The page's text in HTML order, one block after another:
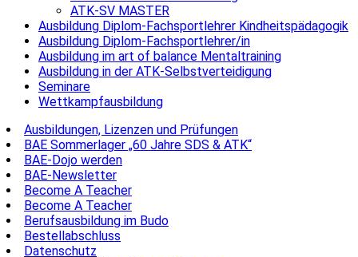
ATK-SV MASTER
Ausbildung Diplom-Fachsportlehrer Kindheitspädagogik
Ausbildung Diplom-Fachsportlehrer/in
Ausbildung im art of balance Mentaltraining
Ausbildung in der ATK-Selbstverteidigung
Seminare
Wettkampfausbildung
Ausbildungen, Lizenzen und Prüfungen
BAE Sommerlager „60 Jahre SDS & ATK“
BAE-Dojo werden
BAE-Newsletter
Become A Teacher
Become A Teacher
Berufsausbildung im Budo
Bestellabschluss
Datenschutz